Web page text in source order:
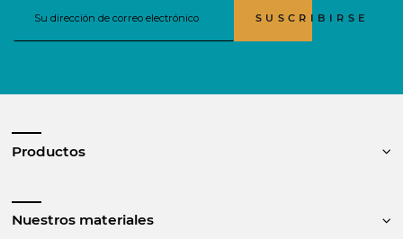
SUSCRIBIRSE
Productos
Nuestros materiales